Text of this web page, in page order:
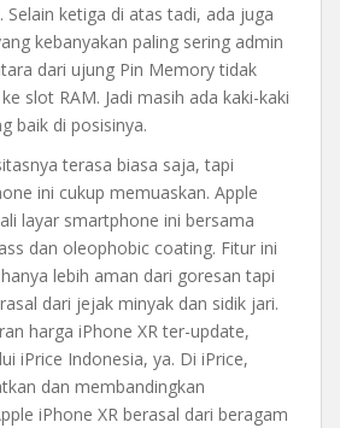
Selain ketiga di atas tadi, ada juga
kebanyakan paling sering admin
dari ujung Pin Memory tidak
slot RAM. Jadi masih ada kaki-kaki
baik di posisinya.
terasa biasa saja, tapi
ini cukup memuaskan. Apple
layar smartphone ini bersama
dan oleophobic coating. Fitur ini
lebih aman dari goresan tapi
dari jejak minyak dan sidik jari.
harga iPhone XR ter-update,
iPrice Indonesia, ya. Di iPrice,
dan membandingkan
iPhone XR berasal dari beragam